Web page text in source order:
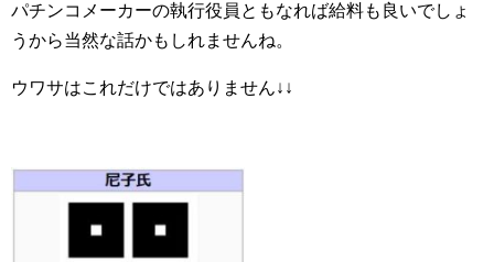
パチンコメーカーの執行役員ともなれば給料も良いでしょ
うから当然な話かもしれませんね。
ウワサはこれだけではありません↓↓